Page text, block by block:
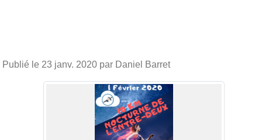
Publié le 23 janv. 2020 par Daniel Barret